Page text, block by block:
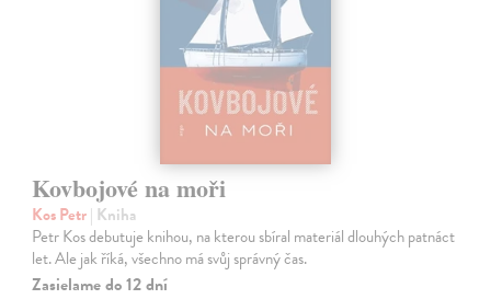
Kovbojové na moři
Kos Petr| Kniha
Petr Kos debutuje knihou, na kterou sbíral materiál dlouhých patnáct
let. Ale jak říká, všechno má svůj správný čas.
Zasielame do 12 dní